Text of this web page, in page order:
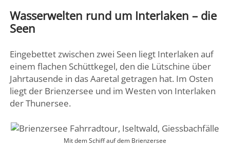
Wasserwelten rund um Interlaken – die
Seen
Eingebettet zwischen zwei Seen liegt Interlaken auf
einem flachen Schüttkegel, den die Lütschine über
Jahrtausende in das Aaretal getragen hat. Im Osten
liegt der Brienzersee und im Westen von Interlaken
der Thunersee.
Mit dem Schiff auf dem Brienzersee